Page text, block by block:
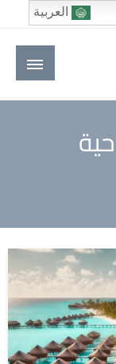
العربي
العربية